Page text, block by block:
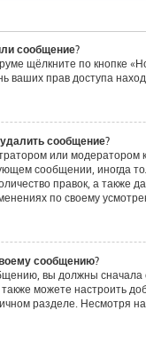
сообщение?
щёлкните по кнопке
ваших прав доступа
сообщение?
или
сообщении, иногда
правок, а
по своему
сообщению?
вы должны
можете настроить
разделе. Несмотря